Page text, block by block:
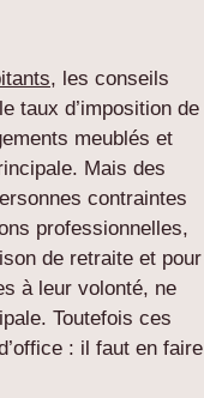
, les conseils
taux d’imposition de
meublés et
Mais des
contraintes
professionnelles,
de retraite et pour
à leur volonté, ne
Toutefois ces
: il faut en faire